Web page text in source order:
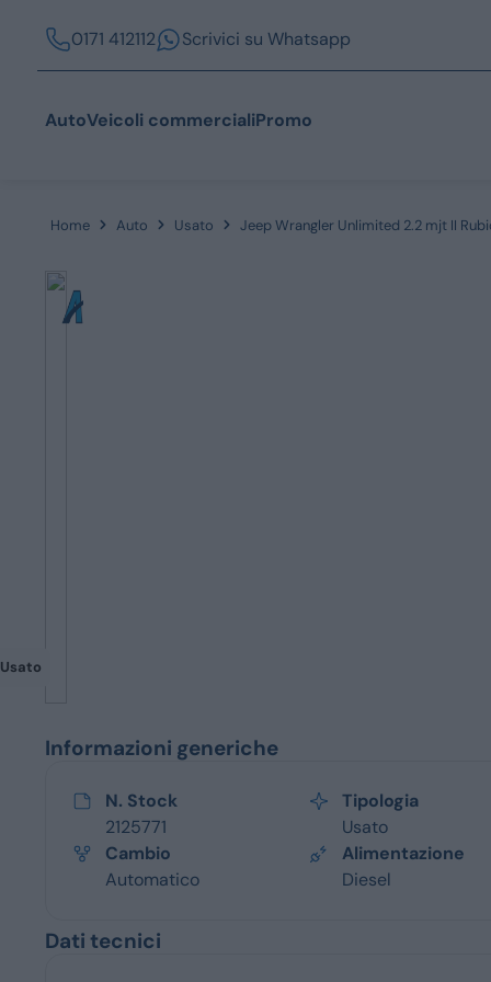
0171 412112 Scrivici su Whatsapp
AutoVeicoli commercialiPromo
Home Auto Usato Jeep Wrangler Unlimited 2.2 mjt II
Usato
Informazioni generiche
N. Stock
2125771
Tipologia
Usato
Cambio
Automatico
Alimentazione
Diesel
Dati tecnici